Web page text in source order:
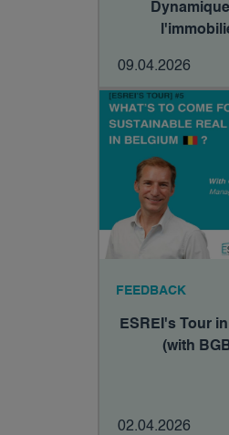
et calage, un
sobre ?
09.04.2026
FEEDBACK
ESREI's Tour
(with
02.04.2026